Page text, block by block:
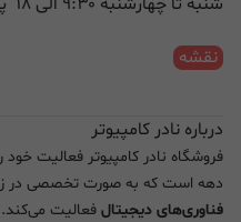
نقشه
درباره نادر کامپیوتر
دهه است که به صورت تخصصی در
فناوری‌های دیجیتال فعالیت می‌کند.